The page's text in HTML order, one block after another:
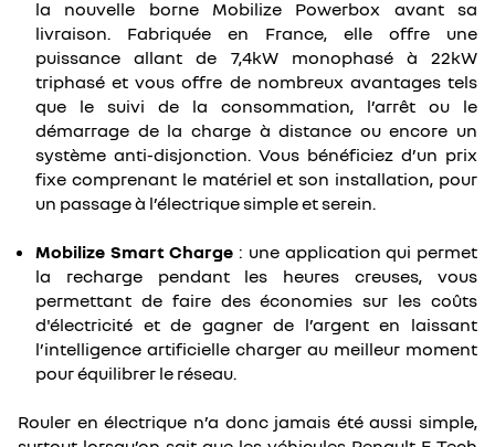
la nouvelle borne Mobilize Powerbox avant sa
livraison. Fabriquée en France, elle offre une
puissance allant de 7,4kW monophasé à 22kW
triphasé et vous offre de nombreux avantages tels
que le suivi de la consommation, l’arrêt ou le
démarrage de la charge à distance ou encore un
système anti-disjonction. Vous bénéficiez d’un prix
fixe comprenant le matériel et son installation, pour
un passage à l’électrique simple et serein.
Mobilize Smart Charge : une application qui permet
la recharge pendant les heures creuses, vous
permettant de faire des économies sur les coûts
d'électricité et de gagner de l’argent en laissant
l’intelligence artificielle charger au meilleur moment
pour équilibrer le réseau.
Rouler en électrique n’a donc jamais été aussi simple,